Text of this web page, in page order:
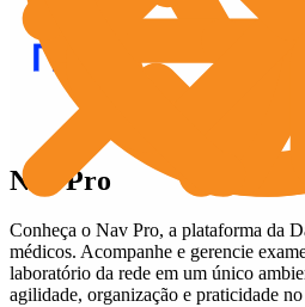
Nav Pro
Conheça o Nav Pro, a plataforma da
médicos. Acompanhe e gerencie
laboratório da rede em um único
agilidade, organização e praticidade